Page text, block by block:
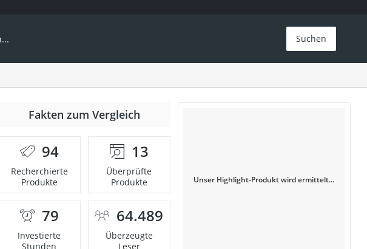
Suchen
Fakten zum Vergleich
94
Recherchierte
Produkte
13
Überprüfte
Produkte
79
Investierte
Stunden
64.489
Überzeugte
Leser
Unser Highlight-Produkt wird ermittelt...